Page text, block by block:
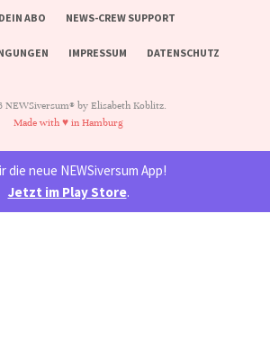
ABO NEWS-CREW SUPPORT
IMPRESSUM DATENSCHUTZ
NEWSiversum® by Elisabeth Koblitz.
Made with ♥ in Hamburg
die neue NEWSiversum App!
Jetzt im Play Store.